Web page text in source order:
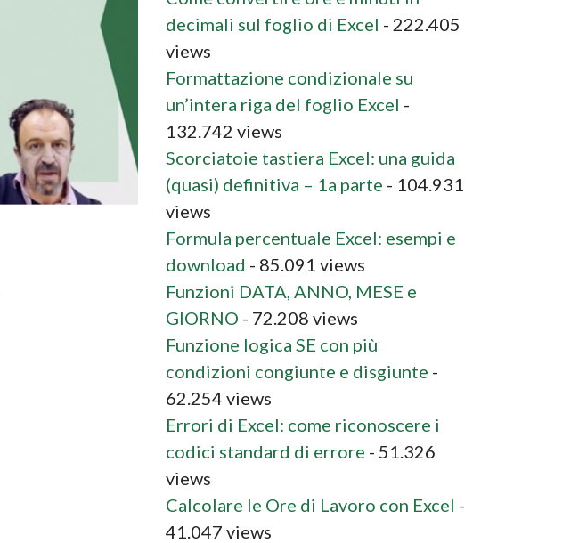
decimali sul foglio di Excel - 222.405
views
Formattazione condizionale su
un’intera riga del foglio Excel -
132.742 views
Scorciatoie tastiera Excel: una guida
(quasi) definitiva – 1a parte - 104.931
views
Formula percentuale Excel: esempi e
download - 85.091 views
Funzioni DATA, ANNO, MESE e
GIORNO - 72.208 views
Funzione logica SE con più
condizioni congiunte e disgiunte -
62.254 views
Errori di Excel: come riconoscere i
codici standard di errore - 51.326
views
Calcolare le Ore di Lavoro con Excel -
41.047 views